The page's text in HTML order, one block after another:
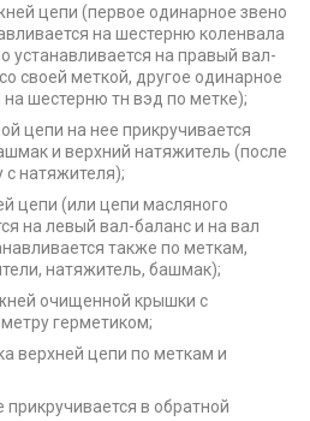
цепи (первое одинарное звено
на шестерню коленвала
устанавливается на правый вал-
своей меткой, другое одинарное
на шестерню тн вэд по метке);
цепи на нее прикручивается
и верхний натяжитель (после
с натяжителя);
цепи (или цепи масляного
на левый вал-баланс и на вал
также по меткам,
натяжитель, башмак);
очищенной крышки с
герметиком;
верхней цепи по меткам и
прикручивается в обратной